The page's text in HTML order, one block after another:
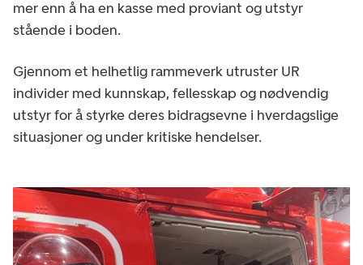
mer enn å ha en kasse med proviant og utstyr
stående i boden.
Gjennom et helhetlig rammeverk utruster UR
individer med kunnskap, fellesskap og nødvendig
utstyr for å styrke deres bidragsevne i hverdagslige
situasjoner og under kritiske hendelser.